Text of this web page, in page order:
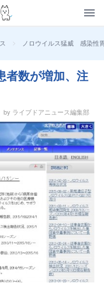
> ノロウイルス猛威 感染性
者数が増加、注
by ライブドアニュース編集部